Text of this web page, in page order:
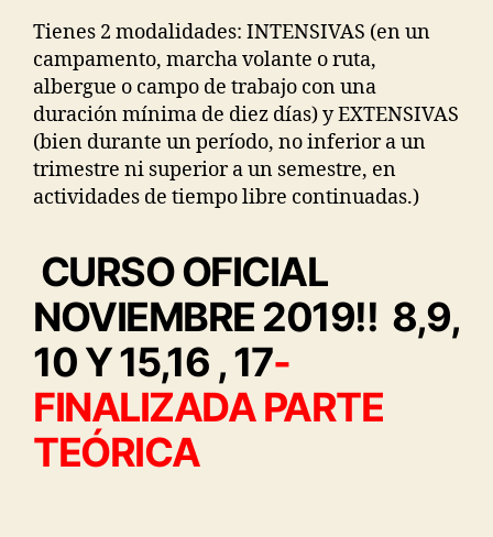
Tienes 2 modalidades: INTENSIVAS (en un
campamento, marcha volante o ruta,
albergue o campo de trabajo con una
duración mínima de diez días) y EXTENSIVAS
(bien durante un período, no inferior a un
trimestre ni superior a un semestre, en
actividades de tiempo libre continuadas.)
CURSO OFICIAL
NOVIEMBRE 2019!! 8,9,
10 Y 15,16 , 17-
FINALIZADA PARTE
TEÓRICA